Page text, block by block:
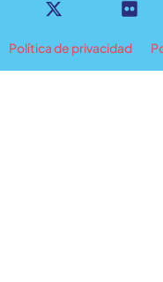
Política de privacidad